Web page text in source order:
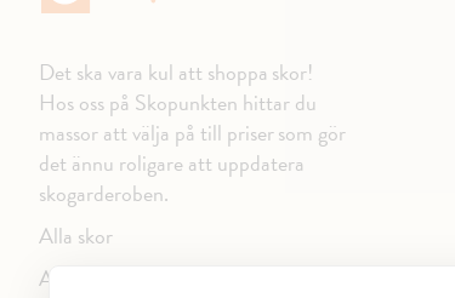
Det ska vara kul att shoppa skor!
Hos oss på Skopunkten hittar du
massor att välja på till priser som gör
det ännu roligare att uppdatera
skogarderoben.
Alla skor
Alla varumärken